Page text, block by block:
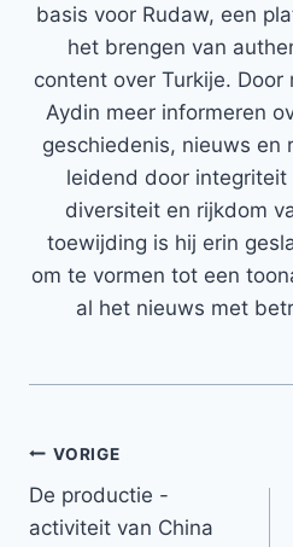
basis voor Rudaw, een
het brengen van
content over Turkije.
Aydin meer informeren
geschiedenis, nieuws en
leidend door
diversiteit en rijkdom
toewijding is hij erin
om te vormen tot een
al het nieuws met
Bericht
navigatie
VORIGE
De productie -
activiteit van China